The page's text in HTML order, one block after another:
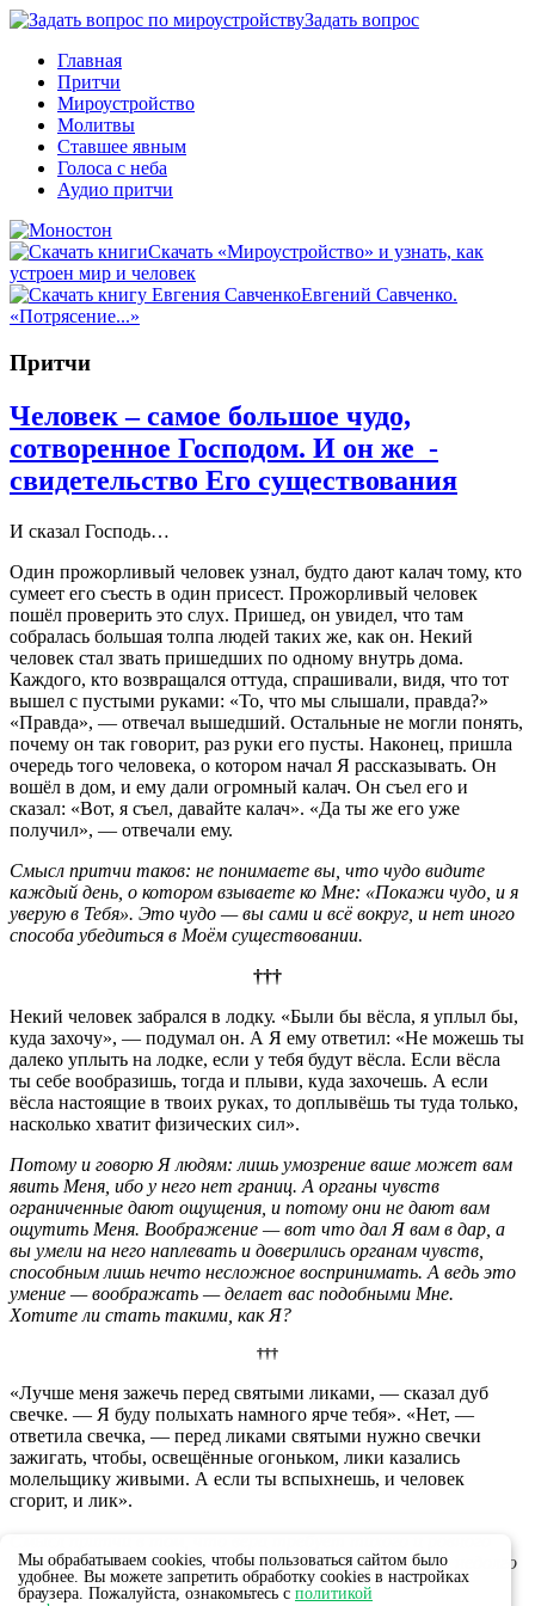
Задать вопрос
Главная
Притчи
Мироустройство
Молитвы
Ставшее явным
Голоса с неба
Аудио притчи
Скачать «Мироустройство» и узнать, как
устроен мир и человек
Евгений Савченко.
«Потрясение...»
Притчи
Человек – самое большое чудо,
сотворенное Господом. И он же -
свидетельство Его существования
И сказал Господь…
Один прожорливый человек узнал, будто дают калач тому, кто
сумеет его съесть в один присест. Прожорливый человек
пошёл проверить это слух. Пришед, он увидел, что там
собралась большая толпа людей таких же, как он. Некий
человек стал звать пришедших по одному внутрь дома.
Каждого, кто возвращался оттуда, спрашивали, видя, что тот
вышел с пустыми руками: «То, что мы слышали, правда?»
«Правда», — отвечал вышедший. Остальные не могли понять,
почему он так говорит, раз руки его пусты. Наконец, пришла
очередь того человека, о котором начал Я рассказывать. Он
вошёл в дом, и ему дали огромный калач. Он съел его и
сказал: «Вот, я съел, давайте калач». «Да ты же его уже
получил», — отвечали ему.
Смысл притчи таков: не понимаете вы, что чудо видите
каждый день, о котором взываете ко Мне: «Покажи чудо, и я
уверую в Тебя». Это чудо — вы сами и всё вокруг, и нет иного
способа убедиться в Моём существовании.
†††
Некий человек забрался в лодку. «Были бы вёсла, я уплыл бы,
куда захочу», — подумал он. А Я ему ответил: «Не можешь ты
далеко уплыть на лодке, если у тебя будут вёсла. Если вёсла
ты себе вообразишь, тогда и плыви, куда захочешь. А если
вёсла настоящие в твоих руках, то доплывёшь ты туда только,
насколько хватит физических сил».
Потому и говорю Я людям: лишь умозрение ваше может вам
явить Меня, ибо у него нет границ. А органы чувств
ограниченные дают ощущения, и потому они не дают вам
ощутить Меня. Воображение — вот что дал Я вам в дар, а
вы умели на него наплевать и доверились органам чувств,
способным лишь нечто несложное воспринимать. А ведь это
умение — воображать — делает вас подобными Мне.
Хотите ли стать такими, как Я?
†††
«Лучше меня зажечь перед святыми ликами, — сказал дуб
свечке. — Я буду полыхать намного ярче тебя». «Нет, —
ответила свечка, — перед ликами святыми нужно свечки
зажигать, чтобы, освещённые огоньком, лики казались
молельщику живыми. А если ты вспыхнешь, и человек
сгорит, и лик».
огня в душе. Пожар — это неумно. Пожар полыхает недолго
и оставляет после себя лишь золу.
Мы обрабатываем cookies, чтобы пользоваться сайтом было
удобнее. Вы можете запретить обработку cookies в настройках
браузера. Пожалуйста, ознакомьтесь с политикой